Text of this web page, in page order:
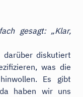
gesagt: „Klar,
darüber diskutiert
was die
Es gibt
haben wir uns